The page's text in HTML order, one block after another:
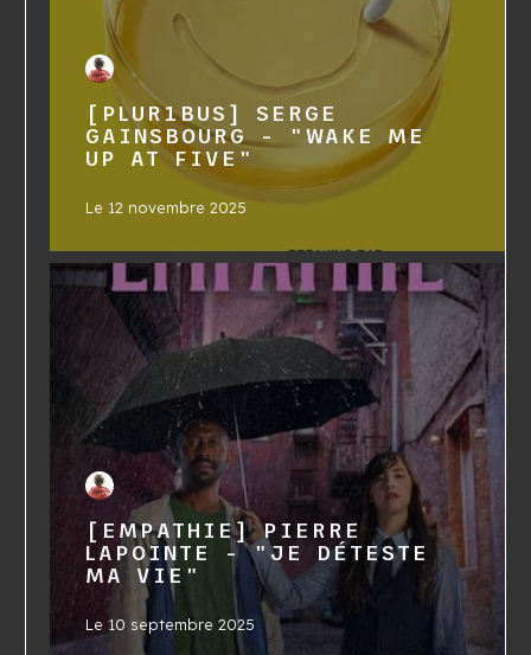
[PLUR1BUS] SERGE
GAINSBOURG - "WAKE ME
UP AT FIVE"
Le 12 novembre 2025
[EMPATHIE] PIERRE
LAPOINTE - "JE DÉTESTE
MA VIE"
Le 10 septembre 2025